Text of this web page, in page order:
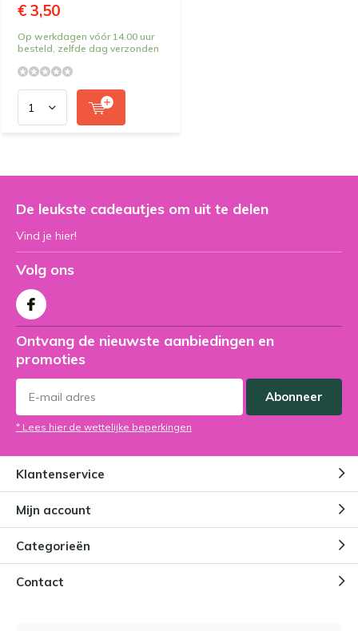
€ 3,50
Op werkdagen vóór 14.00 uur
besteld, zelfde dag verzonden
De leukste cadeautjes om uit te delen
Vind je hier!
Volg ons
Ontvang de nieuwste aanbiedingen en
promoties
Abonneer
* Lees hier de wettelijke beperkingen
Klantenservice
Mijn account
Categorieën
Contact